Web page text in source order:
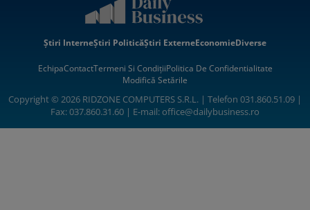
Știri InterneȘtiri PoliticăȘtiri ExterneEconomieDiverse
EchipaContactTermeni Si CondițiiPolitica De Confidentialitate
Modifică Setările
Copyright © 2026 RIDZONE COMPUTERS S.R.L. | Telefon 031.860.51.09 |
Fax: 037.860.31.60 | E-mail:office@dailybusiness.ro